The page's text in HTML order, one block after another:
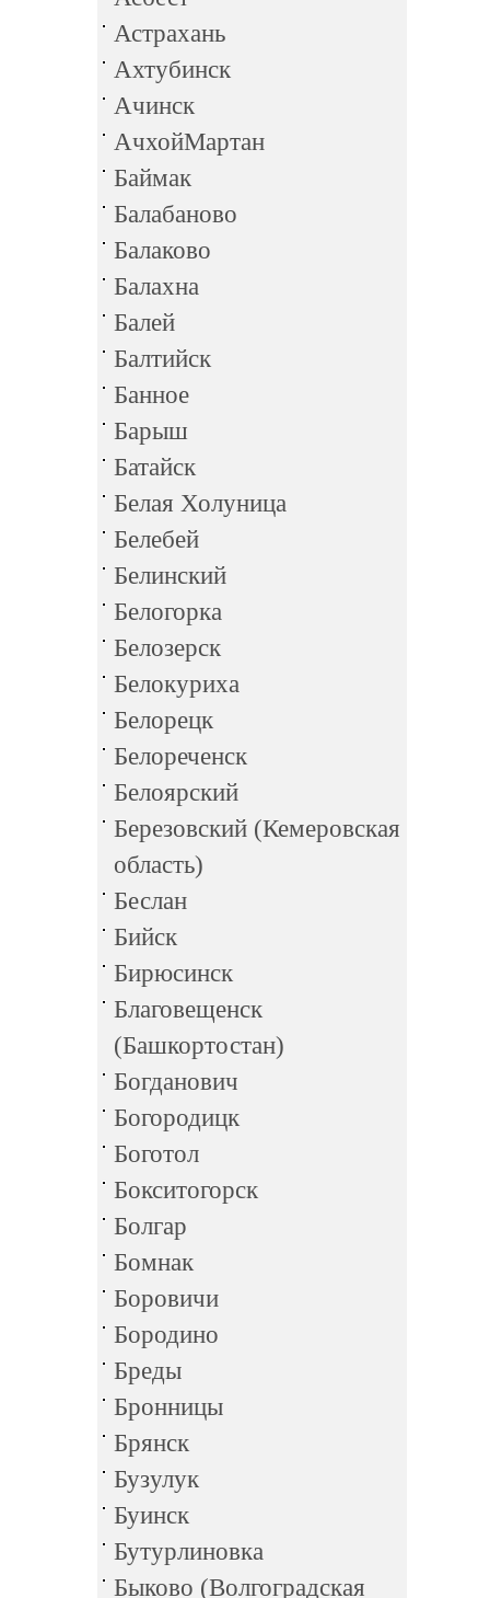
Астрахань
Ахтубинск
Ачинск
АчхойМартан
Баймак
Балабаново
Балаково
Балахна
Балей
Балтийск
Банное
Барыш
Батайск
Белая Холуница
Белебей
Белинский
Белогорка
Белозерск
Белокуриха
Белорецк
Белореченск
Белоярский
Березовский (Кемеровская
область)
Беслан
Бийск
Бирюсинск
Благовещенск
(Башкортостан)
Богданович
Богородицк
Боготол
Бокситогорск
Болгар
Бомнак
Боровичи
Бородино
Бреды
Бронницы
Брянск
Бузулук
Буинск
Бутурлиновка
Быково (Волгоградская